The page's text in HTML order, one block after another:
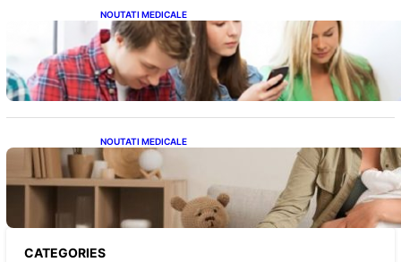
NOUTATI MEDICALE
Impactul ascuns al smartphone-urilor asupra
sănătății: Cum scrollingul zilnic ne afectează
corpul
NOUTATI MEDICALE
Compararea pompelor de sân electrice și
manuale: Alegerea ideală pentru mamele
moderne
CATEGORIES